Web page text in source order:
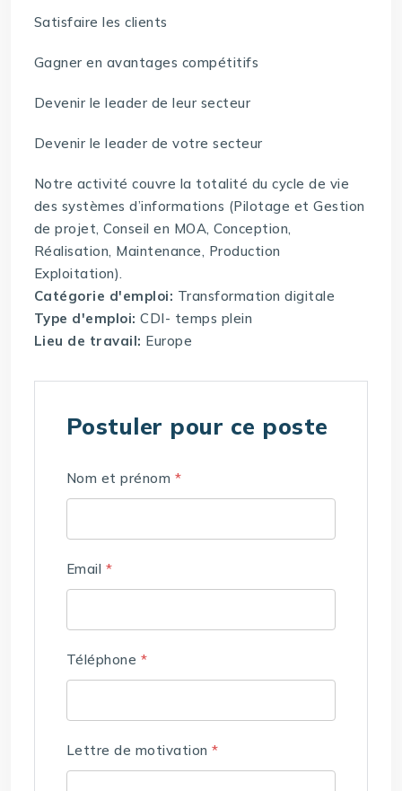
Satisfaire les clients
Gagner en avantages compétitifs
Devenir le leader de leur secteur
Devenir le leader de votre secteur
Notre activité couvre la totalité du cycle de vie
des systèmes d’informations (Pilotage et Gestion
de projet, Conseil en MOA, Conception,
Réalisation, Maintenance, Production
Exploitation).
Catégorie d'emploi: Transformation digitale
Type d'emploi:CDI- temps plein
Lieu de travail: Europe
Postuler pour ce poste
Nom et prénom *
Email *
Téléphone *
Lettre de motivation*